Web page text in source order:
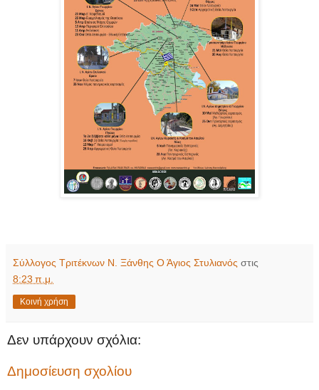
Σύλλογος Τριτέκνων Ν. Ξάνθης Ο Άγιος Στυλιανός στις
8:23 π.μ.
Κοινή χρήση
Δεν υπάρχουν σχόλια:
Δημοσίευση σχολίου